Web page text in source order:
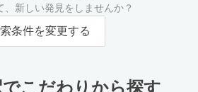
、新しい発見をしませんか？
条件を変更する
こだわりから探す